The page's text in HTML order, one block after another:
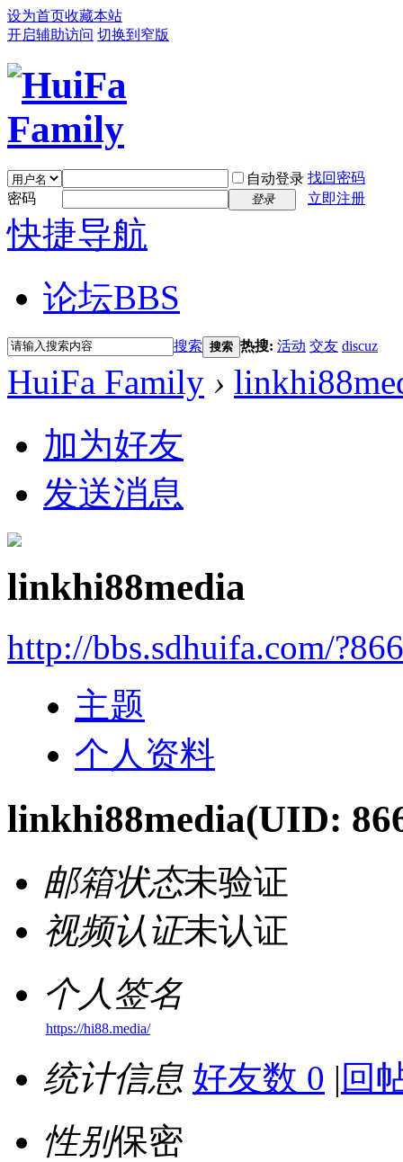
设为首页收藏本站
开启辅助访问 切换到窄版
自动登录 找回密码
密码
登录 立即注册
快捷导航
论坛BBS
搜索 搜索 热搜: 活动 交友 discuz
HuiFa Family ›
加为好友
发送消息
linkhi88media
http://bbs.sdhuifa.com/
主题
个人资料
linkhi88media(UID:
邮箱状态未验证
视频认证未认证
个人签名
https://hi88.media/
统计信息 好友数 0 | 回
性别保密